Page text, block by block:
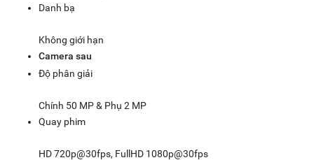
Danh bạ
Không giới hạn
Camera sau
Độ phân giải
Chính 50 MP & Phụ 2 MP
Quay phim
HD 720p@30fps, FullHD 1080p@30fps